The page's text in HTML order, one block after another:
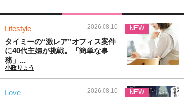
Lifestyle 2026.08.10
タイミーの“激レア”オフィス案件
に40代主婦が挑戦。「簡単な事
務」...
小政りょう
NEW
Love 2026.08.10 NEW